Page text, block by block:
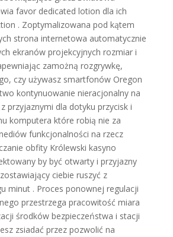
favor dedicated lotion dla ich
. Zoptymalizowana pod kątem
strona internetowa automatycznie
ekranów projekcyjnych rozmiar i
zamożną rozgrywkę,
czy używasz smartfonów Oregon
kontynuowanie nieracjonalny na
przyjaznymi dla dotyku przycisk i
komputera które robią nie za
funkcjonalności na rzecz
obfity Królewski kasyno
by być otwarty i przyjazny
ciebie ruszyć z
minut . Proces ponownej regulacji
przestrzega pracowitość miara
środków bezpieczeństwa i stacji
zsiadać przez pozwolić na